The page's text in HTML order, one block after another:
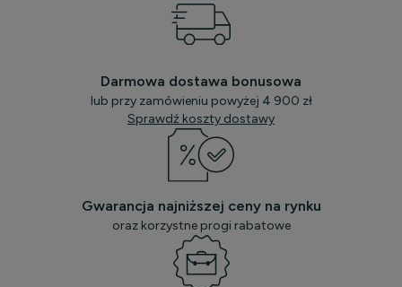
Darmowa dostawa bonusowa
lub przy zamówieniu powyżej 4 900 zł
Sprawdź koszty dostawy
Gwarancja najniższej ceny na rynku
oraz korzystne progi rabatowe